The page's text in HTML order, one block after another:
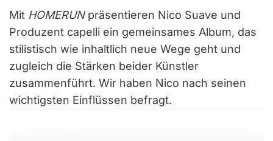
Mit HOMERUNpräsentieren Nico Suave und
Produzent capelli ein gemeinsames Album, das
stilistisch wie inhaltlich neue Wege geht und
zugleich die Stärken beider Künstler
zusammenführt. Wir haben Nico nach seinen
wichtigsten Einflüssen befragt.